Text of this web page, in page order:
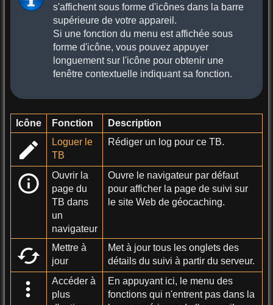
s'affichent sous forme d'icônes dans la barre
supérieure de votre appareil.
Si une fonction du menu est affichée sous
forme d'icône, vous pouvez appuyer
longuement sur l'icône pour obtenir une
fenêtre contextuelle indiquant sa fonction.
Icône Fonction
Description
Loguer le
TB
Rédiger un log pour ce TB.
Ouvrir la
page du
TB dans
un
navigateur
Ouvre le navigateur par défaut
pour afficher la page de suivi sur
le site Web de géocaching.
Mettre à
jour
Met à jour tous les onglets des
détails du suivi à partir du serveur.
Accéder à
plus
En appuyant ici, le menu des
fonctions qui n'entrent pas dans la